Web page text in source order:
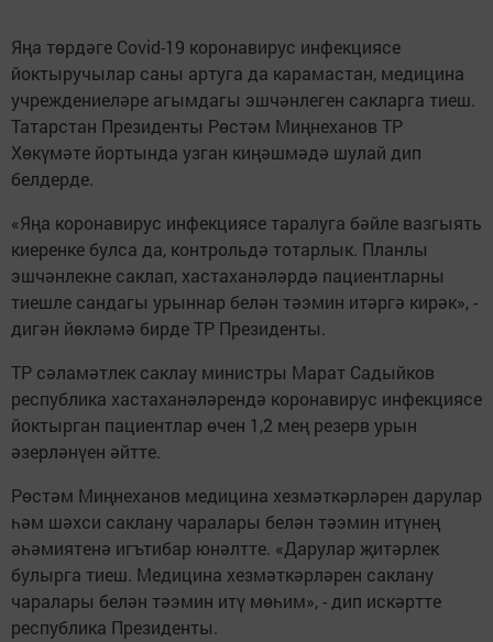
Яңа төрдәге Covid-19 коронавирус инфекциясе
йоктыручылар саны артуга да карамастан, медицина
учреждениеләре агымдагы эшчәнлеген сакларга тиеш.
Татарстан Президенты Рөстәм Миңнеханов ТР
Хөкүмәте йортында узган киңәшмәдә шулай дип
белдерде.
«Яңа коронавирус инфекциясе таралуга бәйле вазгыять
киеренке булса да, контрольдә тотарлык. Планлы
эшчәнлекне саклап, хастаханәләрдә пациентларны
тиешле сандагы урыннар белән тәэмин итәргә кирәк», -
дигән йөкләмә бирде ТР Президенты.
ТР сәламәтлек саклау министры Марат Садыйков
республика хастаханәләрендә коронавирус инфекциясе
йоктырган пациентлар өчен 1,2 мең резерв урын
әзерләнүен әйтте.
Рөстәм Миңнеханов медицина хезмәткәрләрен дарулар
һәм шәхси саклану чаралары белән тәэмин итүнең
әһәмиятенә игътибар юнәлтте. «Дарулар җитәрлек
булырга тиеш. Медицина хезмәткәрләрен саклану
чаралары белән тәэмин итү мөһим», - дип искәртте
республика Президенты.